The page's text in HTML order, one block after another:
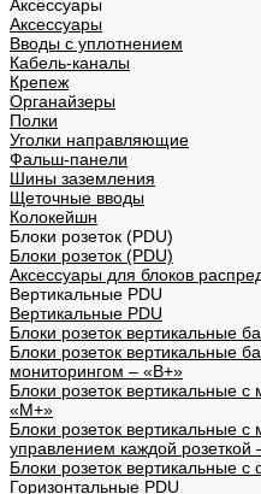
Аксессуары
Аксессуары
Вводы с уплотнением
Кабель-каналы
Крепеж
Органайзеры
Полки
Уголки направляющие
Фальш-панели
Шины заземления
Щеточные вводы
Колокейшн
Блоки розеток (PDU)
Блоки розеток (PDU)
Аксессуары для блоков
Вертикальные PDU
Вертикальные PDU
Блоки розеток вертикальные
Блоки розеток вертикальные
мониторингом – «В+»
Блоки розеток вертикальные
«М+»
Блоки розеток вертикальные
управлением каждой
Блоки розеток вертикальные
Горизонтальные PDU